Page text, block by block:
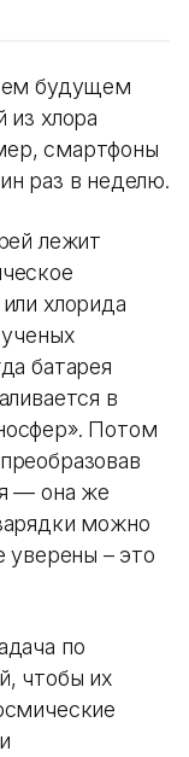
будущем
из хлора
смартфоны
раз в неделю.
лежит
хлорида
батарея
в
Потом
— она же
можно
уверены – это
по
чтобы их